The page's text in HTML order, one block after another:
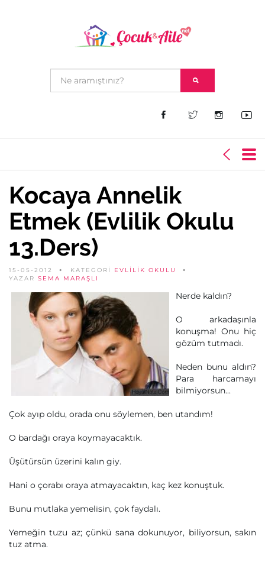
Kocaya Annelik
Etmek (Evlilik Okulu
13.Ders)
15-05-2012 KATEGORİ EVLILIK OKULU
YAZAR SEMA MARAŞLI
Nerde kaldın?
O arkadaşınla
konuşma! Onu hiç
gözüm tutmadı.
Neden bunu aldın?
Para harcamayı
bilmiyorsun...
Çok ayıp oldu, orada onu söylemen, ben utandım!
O bardağı oraya koymayacaktık.
Üşütürsün üzerini kalın giy.
Hani o çorabı oraya atmayacaktın, kaç kez konuştuk.
Bunu mutlaka yemelisin, çok faydalı.
Yemeğin tuzu az; çünkü sana dokunuyor, biliyorsun, sakın
tuz atma.